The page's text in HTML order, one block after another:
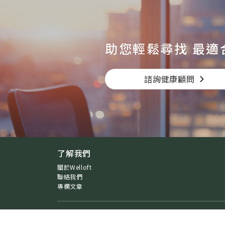
助您輕鬆尋找 最適
諮詢健康顧問
了解我們
關於Welloft
聯絡我們
專欄文章